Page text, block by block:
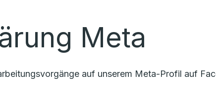
Meta
auf unserem Meta-Profil auf